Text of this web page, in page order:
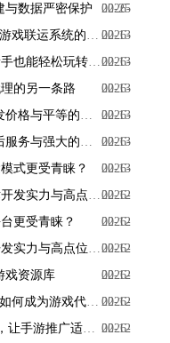
02-25
与数据严密保护
2026-
02-13
[新闻] 九四玩如何以“安全与稳定”定义游戏联运系统的核心价值 2026-
02-13
[新闻] 九四玩SDK｜低门槛对接，让新手也能轻松玩转手游运营2026-
02-13
的另一条路
2026-
02-13
[新闻] 九四玩手游平台搭建-透明的开发价格与平等的合作模式
2026-
02-13
[新闻] 九四玩手游平台搭建-完善的售后服务与强大的技术支持
2026-
02-13
式更受青睐？
2026-
02-12
[新闻] 九四玩游戏代理靠谱吗？从技术开发实力与高点位支持角度解读2026-
02-12
更受青睐？
2026-
02-12
[新闻] 九四玩游戏代理靠谱吗？技术开发实力与高点位支持的务实解读2026-
02-12
戏资源库
2026-
02-12
[新闻] 精准锚定“中小创业者”：九四玩如何成为游戏代理赛道的“赋能者”与“潜力黑马” 2026-
02-12
[新闻] 九四玩｜多场景适配+SDK赋能，让手游推广适配全人群、全渠道 2026-